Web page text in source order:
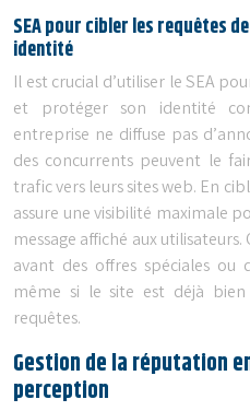
SEA pour cibler les requêtes
identité
Il est crucial d’utiliser le SEA
et protéger son identité
entreprise ne diffuse pas
des concurrents peuvent le
trafic vers leurs sites web. En
assure une visibilité maximale
message affiché aux
avant des offres spéciales
même si le site est déjà
requêtes.
Gestion de la réputation
perception